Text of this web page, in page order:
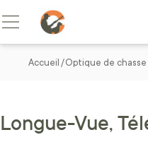
Allez au contenu
Basculer la navigation
Accueil Optique de chasse
Longue-Vue,